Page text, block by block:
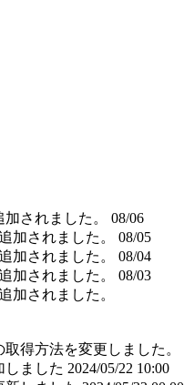
されました。
08/06
加されました。
08/05
加されました。
08/04
加されました。
08/03
加されました。
得方法を変更しました。
しました 2024/05/22 10:00